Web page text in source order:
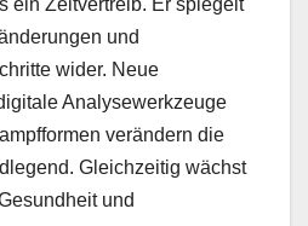
ein Zeitvertreib. Er spiegelt
und
wider. Neue
Analysewerkzeuge
verändern die
Gleichzeitig wächst
und